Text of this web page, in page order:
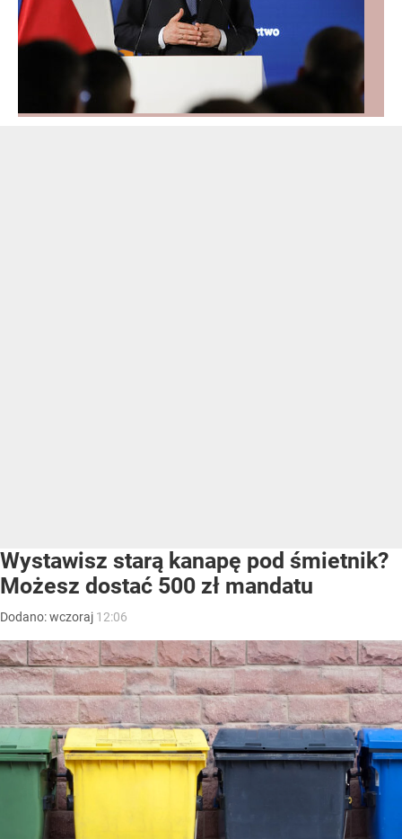
Wystawisz starą kanapę pod śmietnik?
Możesz dostać 500 zł mandatu
Dodano:wczoraj 12:06